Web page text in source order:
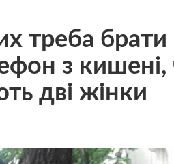
треба брати
з
дві жінки